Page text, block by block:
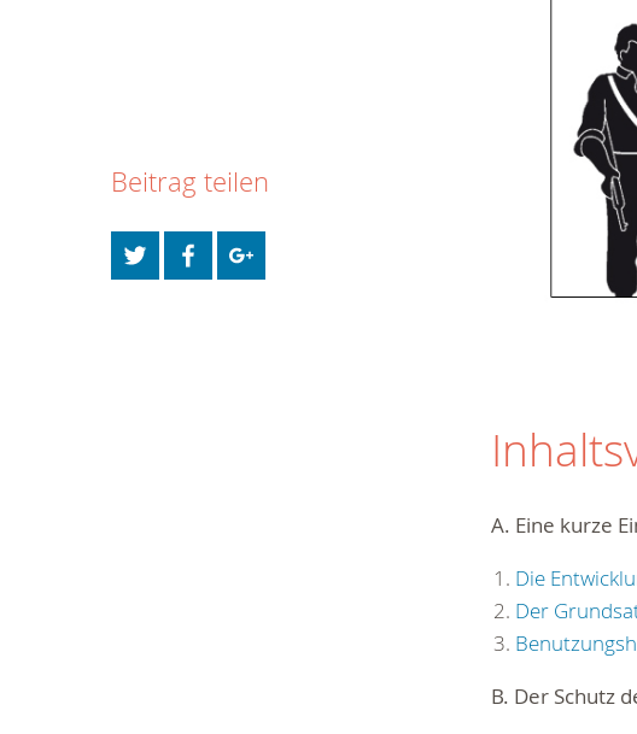
A. Eine kurze
Die
Der
B. Der Schutz
Beitrag teilen